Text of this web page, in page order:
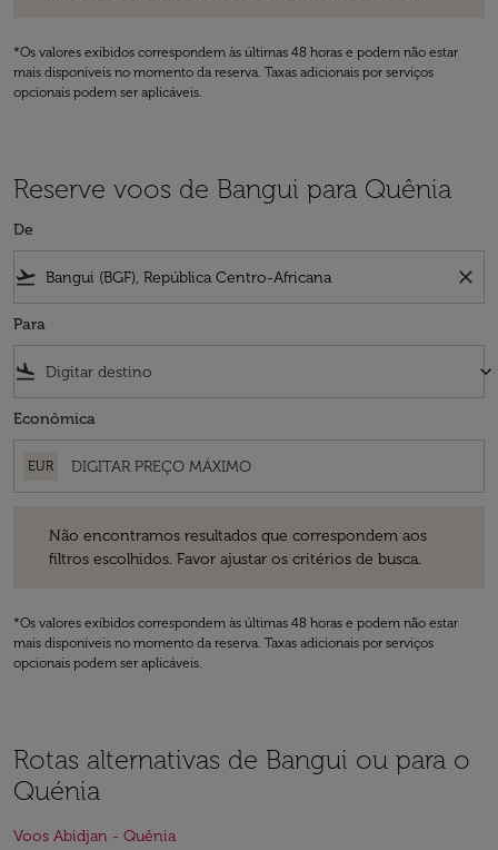
*Os valores exibidos correspondem às últimas 48 horas e podem não estar
mais disponíveis no momento da reserva. Taxas adicionais por serviços
opcionais podem ser aplicáveis.
Reserve voos de Bangui para Quênia
De
flight_takeoff close
Para
flight_land keyboard_arrow_down
Econômica
EUR
Não encontramos resultados que correspondem aos
filtros escolhidos. Favor ajustar os critérios de busca.
*Os valores exibidos correspondem às últimas 48 horas e podem não estar
mais disponíveis no momento da reserva. Taxas adicionais por serviços
opcionais podem ser aplicáveis.
Rotas alternativas de Bangui ou para o
Quénia
Voos Abidjan - Quênia